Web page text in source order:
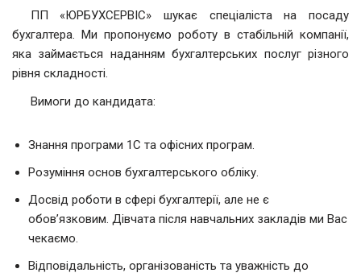
ПП «ЮРБУХСЕРВІС» шукає спеціаліста на посаду
бухгалтера. Ми пропонуємо роботу в стабільній компанії,
яка займається наданням бухгалтерських послуг різного
рівня складності.
Вимоги до кандидата:
Знання програми 1С та офісних програм.
Розуміння основ бухгалтерського обліку.
Досвід роботи в сфері бухгалтерії, але не є
обов’язковим. Дівчата після навчальних закладів ми Вас
чекаємо.
Відповідальність, організованість та уважність до